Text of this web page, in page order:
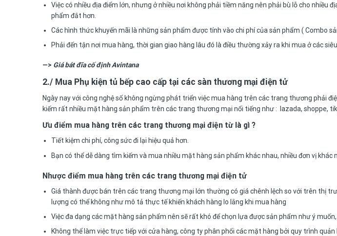
Việc có nhiều địa điểm lớn, nhưng ở nhiều nơi không phải tiềm năng nên phải bù lỗ cho nhiều
phẩm đắt hơn.
Các hình thức khuyến mãi là những sản phẩm được tính vào chi phí của sản phẩm ( Combo
Phải đến tận nơi mua hàng, thời gian giao hàng lâu đó là điều thường xảy ra khi mua ở các
—> Giá bát đĩa cố định Avintana
2./ Mua Phụ kiện tủ bếp cao cấp tại các sàn thương mại điện tử
Ngày nay với công nghệ số không ngừng phát triển việc mua hàng trên các trang thương phải
kiếm rất nhiều mặt hàng sản phẩm trên các trang thương mại nổi tiếng như : lazada, shoppe,
Ưu điểm mua hàng trên các trang thương mại điện từ là gì ?
Tiết kiệm chi phí, công sức đi lại hiệu quả hơn.
Bạn có thể dễ dàng tìm kiếm và mua nhiều mặt hàng sản phẩm khác nhau, nhiều đơn vị khác
Nhược điểm mua hàng trên các trang thương mại điện tử
Giá thành được bán trên các trang thương mại lớn thường có giá chênh lệch so với trên thị
lượng có thể không như mô tả thực tế khiến khách hàng lo lắng khi mua hàng
Việc đa dạng các mặt hàng sản phẩm nên sẽ rất khó để chọn lựa được sản phẩm như ý
Không thể làm việc trực tiếp với cửa hàng, công ty phân phối các mặt hàng bởi quy trình